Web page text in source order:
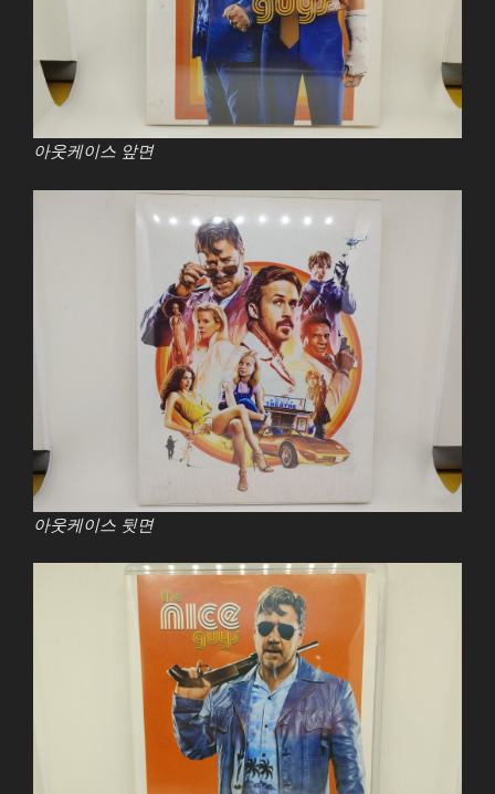
아웃케이스 앞면
아웃케이스 뒷면